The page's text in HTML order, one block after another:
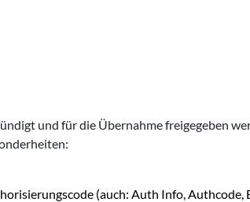
und für die Übernahme freigegeben
(auch: Auth Info,